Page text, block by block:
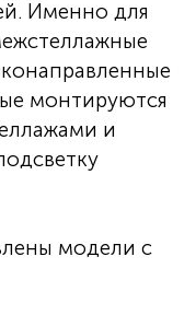
Именно для
монтируются
и
модели с